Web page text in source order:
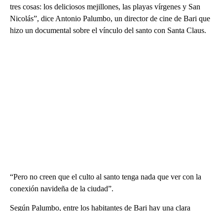
tres cosas: los deliciosos mejillones, las playas vírgenes y San
Nicolás”, dice Antonio Palumbo, un director de cine de Bari que
hizo un documental sobre el vínculo del santo con Santa Claus.
“Pero no creen que el culto al santo tenga nada que ver con la
conexión navideña de la ciudad”.
Según Palumbo, entre los habitantes de Bari hay una clara